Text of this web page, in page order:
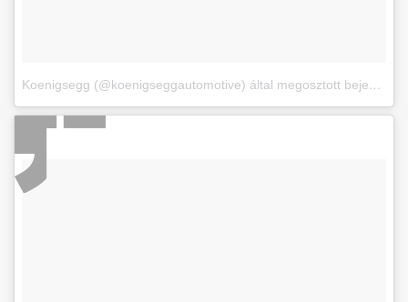
Koenigsegg (@koenigseggautomotive) által megosztott bejegyzés